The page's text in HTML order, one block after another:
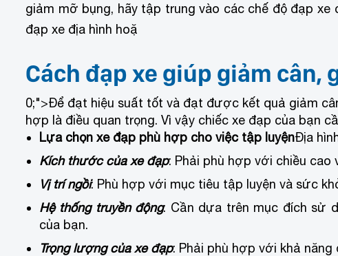
giảm mỡ bụng, hãy tập trung vào các chế độ đạp
đạp xe địa hình hoặ
Cách đạp xe giúp giảm cân,
0;">Để đạt hiệu suất tốt và đạt được kết quả giảm
hợp là điều quan trọng. Vì vậy chiếc xe đạp của bạn
Lựa chọn xe đạp phù hợp cho việc tập luyệnĐịa
Kích thước của xe đạp: Phải phù hợp với chiều cao
Vị trí ngồi: Phù hợp với mục tiêu tập luyện và sức
Hệ thống truyền động: Cần dựa trên mục đích sử
của bạn.
Trọng lượng của xe đạp: Phải phù hợp với khả năng